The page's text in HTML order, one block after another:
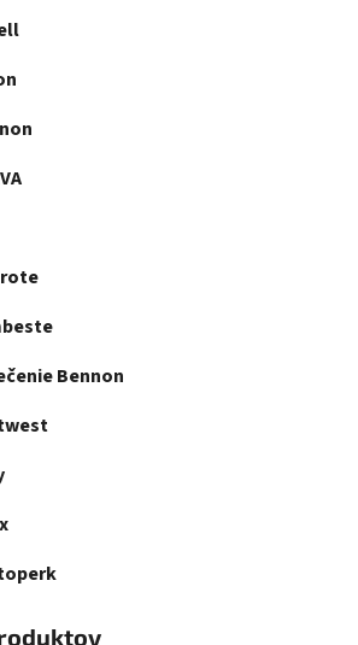
Bennon